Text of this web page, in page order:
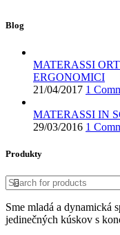
Blog
MATERASSI
ERGONOMICI
21/04/2017 1
MATERASSI IN
29/03/2016 1
Produkty
Sme mladá a dynamická
jedinečných kúskov s